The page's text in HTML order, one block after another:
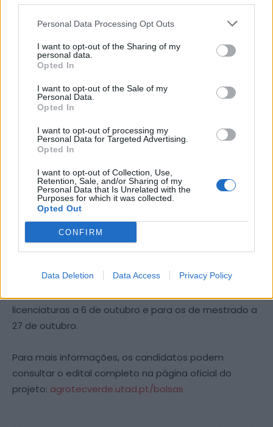
Personal Data Processing Opt Outs
I want to opt-out of the Sharing of my
personal data.
Opted In
I want to opt-out of the Sale of my
Personal Data.
Opted In
I want to opt-out of processing my
Personal Data for Targeted Advertising.
Opted In
I want to opt-out of Collection, Use,
Retention, Sale, and/or Sharing of my
Personal Data that Is Unrelated with the
Purposes for which it was collected.
Opted Out
CONFIRM
Data Deletion Data Access Privacy Policy
de mestrado com classificação de licenciatura mais
elevada.
Os cursos de licenciatura abrangidos são: Agronomia
(novo) / Engenharia Agronómica, Ciência Animal
(novo) / Engenharia Zootécnica, Ciências e
Tecnologias Florestais (novo) / Engenharia e
Já no mestrado, os cursos elegíveis são: Engenharia
Agronómica, Engenharia Florestal, Engenharia
Zootécnica, Enologia e Viticultura, Gestão e Maneio de
Animais Selvagens em Cativeiro, Sistemas de
Informação Geográfica em Ciências Agronómicas e
(CNA e Via Profissional) são divulgados a 20 de
licenciaturas a 6 de outubro e para os de mestrado a
27 de outubro.
Para mais informações, os candidatos podem
consultar o edital completo na página oficial do
projeto: agrotecverde.utad.pt/bolsas